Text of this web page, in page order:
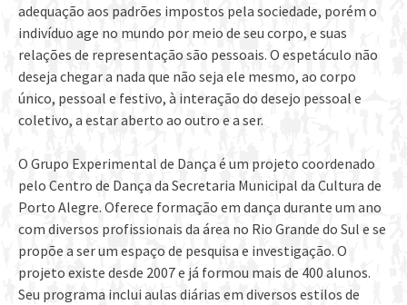
adequação aos padrões impostos pela sociedade, porém o
indivíduo age no mundo por meio de seu corpo, e suas
relações de representação são pessoais. O espetáculo não
deseja chegar a nada que não seja ele mesmo, ao corpo
único, pessoal e festivo, à interação do desejo pessoal e
coletivo, a estar aberto ao outro e a ser.
O Grupo Experimental de Dança é um projeto coordenado
pelo Centro de Dança da Secretaria Municipal da Cultura de
Porto Alegre. Oferece formação em dança durante um ano
com diversos profissionais da área no Rio Grande do Sul e se
propõe a ser um espaço de pesquisa e investigação. O
projeto existe desde 2007 e já formou mais de 400 alunos.
Seu programa inclui aulas diárias em diversos estilos de